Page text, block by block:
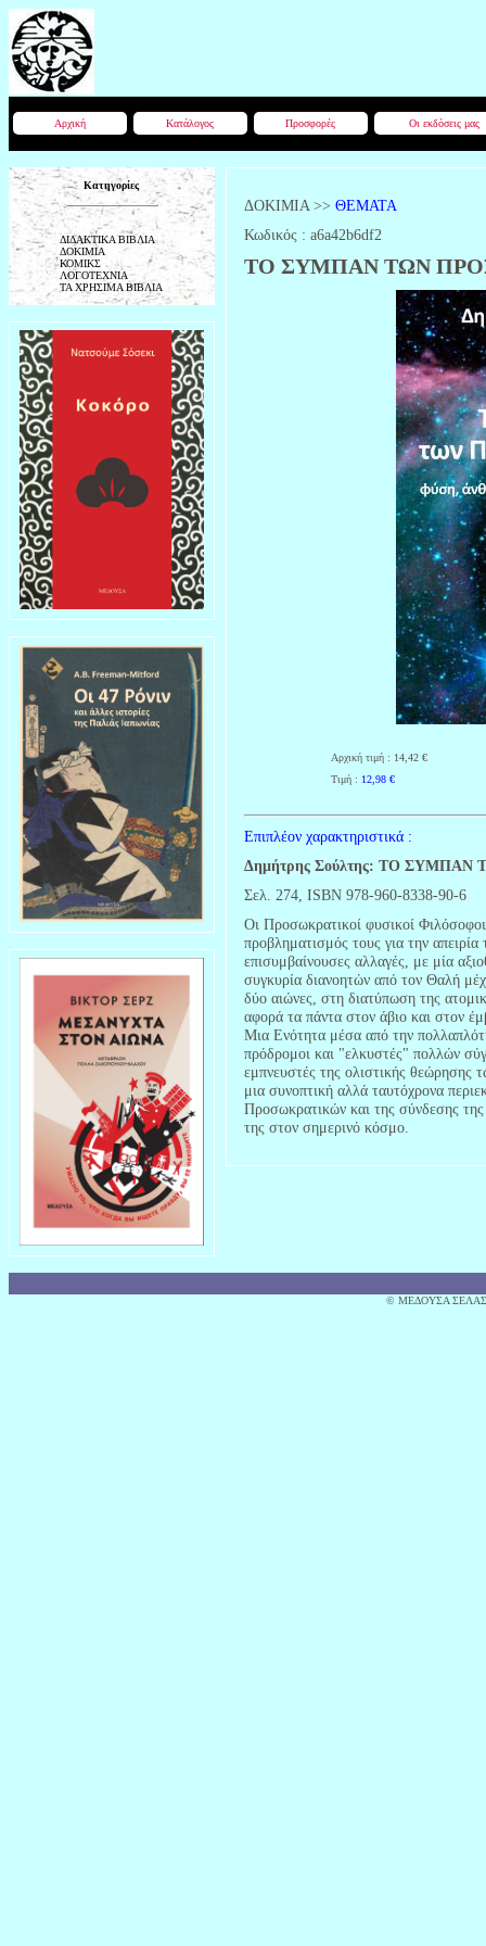
Αρχική Κατάλογος Προσφορές Οι εκδόσεις μας
Κατηγορίες
ΔΙΔΑΚΤΙΚΑ ΒΙΒΛΙΑ
ΔΟΚΙΜΙΑ
ΚΟΜΙΚΣ
ΛΟΓΟΤΕΧΝΙΑ
ΤΑ ΧΡΗΣΙΜΑ ΒΙΒΛΙΑ
ΔΟΚΙΜΙΑ >> ΘΕΜΑΤΑ
Κωδικός : a6a42b6df2
ΤΟ ΣΥΜΠΑΝ ΤΩΝ
Αρχική τιμή : 14,42 €
Τιμή : 12,98 €
Επιπλέον χαρακτηριστικά :
Δημήτρης Σούλτης: ΤΟ
Σελ. 274, ISBN 978-960-8338-90-6
Οι Προσωκρατικοί φυσικοί
προβληματισμός τους για την
επισυμβαίνουσες αλλαγές, με μία
συγκυρία διανοητών από τον Θαλή
δύο αιώνες, στη διατύπωση της
αφορά τα πάντα στον άβιο και στον
Μια Ενότητα μέσα από την
πρόδρομοι και "ελκυστές" πολλών
εμπνευστές της ολιστικής θεώρησης
μια συνοπτική αλλά ταυτόχρονα
Προσωκρατικών και της σύνδεσης
της στον σημερινό κόσμο.
© MΕΔΟΥΣΑ